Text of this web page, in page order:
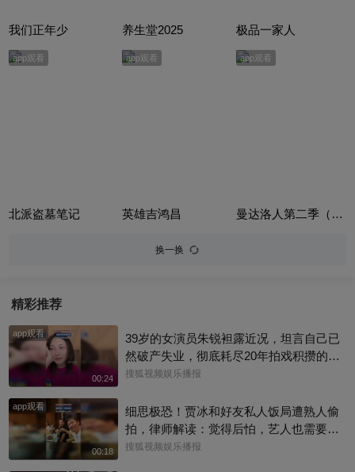
我们正年少 养生堂2025 极品一家人
app观看
北派盗墓笔记
app观看
英雄吉鸿昌
app观看
曼达洛人第二季（The Mandalorian Season 2）
换一换
精彩推荐
app观看
00:24
39岁的女演员朱锐袒露近况，坦言自己已
然破产失业，彻底耗尽20年拍戏积攒的全
部积蓄，日常生计只能依靠年迈母亲接
母亲索要2000元生活费度日。
搜狐视频娱乐播报
app观看
00:18
细思极恐！贾冰和好友私人饭局遭熟人偷
拍，律师解读：觉得后怕，艺人也需要私
人空间
搜狐视频娱乐播报